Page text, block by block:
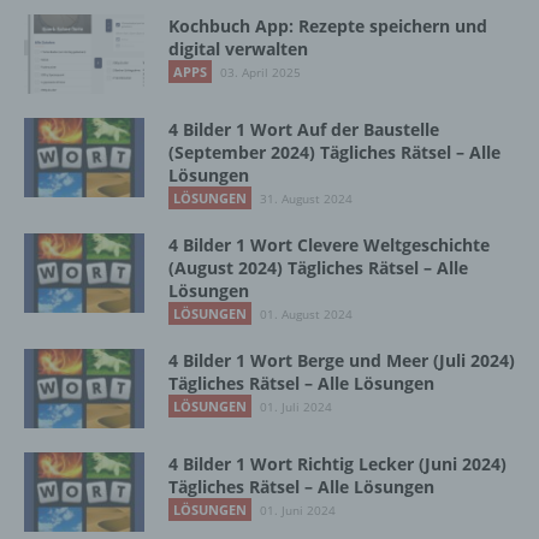
Kochbuch App: Rezepte speichern und
digital verwalten
APPS 03. April 2025
4 Bilder 1 Wort Auf der Baustelle
(September 2024) Tägliches Rätsel – Alle
Lösungen
LÖSUNGEN 31. August 2024
4 Bilder 1 Wort Clevere Weltgeschichte
(August 2024) Tägliches Rätsel – Alle
Lösungen
LÖSUNGEN 01. August 2024
4 Bilder 1 Wort Berge und Meer (Juli 2024)
Tägliches Rätsel – Alle Lösungen
LÖSUNGEN 01. Juli 2024
4 Bilder 1 Wort Richtig Lecker (Juni 2024)
Tägliches Rätsel – Alle Lösungen
LÖSUNGEN 01. Juni 2024
Vorgang oder jede solche Vorgangsreihe im
Zusammenhang mit personenbezogenen
Daten wie das Erheben, das Erfassen, die
die Anpassung oder Veränderung, das
Auslesen, das Abfragen, die Verwendung,
die Offenlegung durch Übermittlung,
Verbreitung oder eine andere Form der
Bereitstellung, den Abgleich oder die
Verknüpfung, die Einschränkung, das
Löschen oder die Vernichtung.
Einschränkung der Verarbeitung ist die
Markierung gespeicherter
personenbezogener Daten mit dem Ziel, ihre
künftige Verarbeitung einzuschränken.